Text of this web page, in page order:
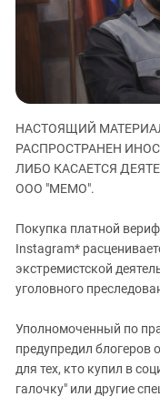
Дагестан
Кабардино-Балкария
Калмыкия
Карачаево-Черкесия
Краснодарский край
Нагорный Карабах
Ростовская область
Северная Осетия -
СКФО
Ставропольский край
Чечня
Южная Осетия
НАСТОЯЩИЙ
РАСПРОСТРАНЕН
ЛИБО КАСАЕТСЯ
ООО "МЕМО".
Покупка платной
Instagram*
экстремистской
уголовного
Уполномоченный по
предупредил блогеров
для тех, кто купил в
галочку" или другие